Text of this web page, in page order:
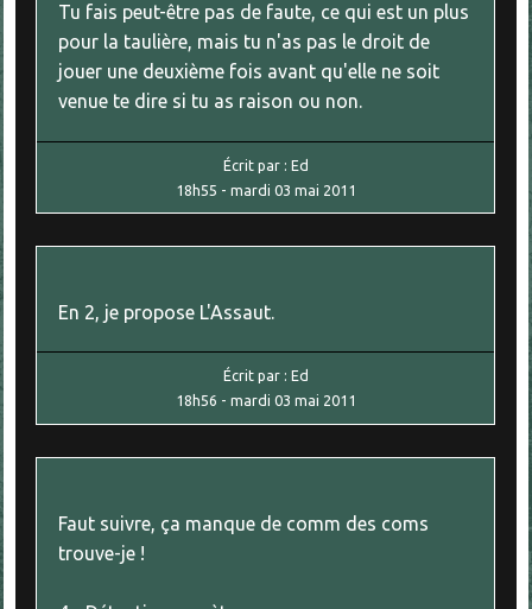
Tu fais peut-être pas de faute, ce qui est un plus
pour la taulière, mais tu n'as pas le droit de
jouer une deuxième fois avant qu'elle ne soit
venue te dire si tu as raison ou non.
Écrit par : Ed
18h55 - mardi 03 mai 2011
En 2, je propose L'Assaut.
Écrit par : Ed
18h56 - mardi 03 mai 2011
Faut suivre, ça manque de comm des coms
trouve-je !